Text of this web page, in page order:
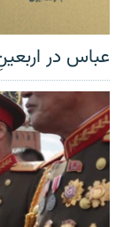
عباس در